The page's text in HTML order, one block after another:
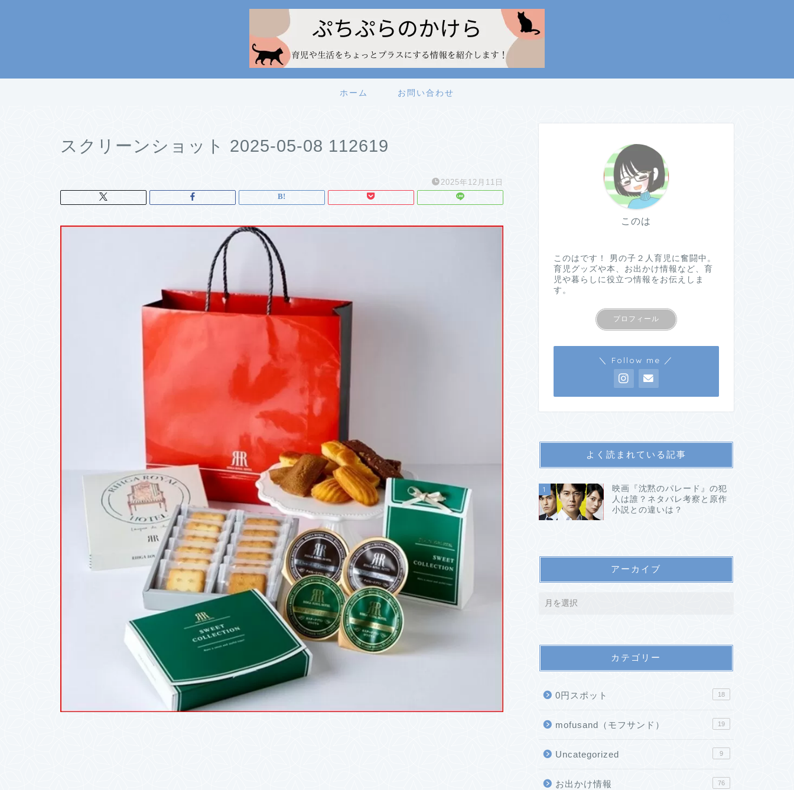
ホーム お問い合わせ
スクリーンショット 2025-05-08 112619
2025年12月11日
このは
このはです！ 男の子２人育児に奮闘中。
育児グッズや本、お出かけ情報など、育
児や暮らしに役立つ情報をお伝えしま
す。
プロフィール
＼ Follow me ／
よく読まれている記事
1
映画『沈黙のパレード』の犯
人は誰？ネタバレ考察と原作
小説との違いは？
アーカイブ
カテゴリー
0円スポット 18
mofusand（モフサンド） 19
Uncategorized 9
お出かけ情報 76